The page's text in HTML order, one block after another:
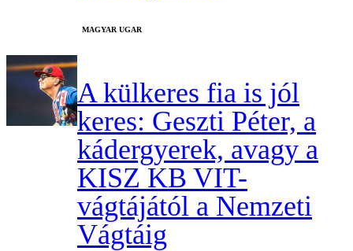
MAGYAR UGAR
A külkeres fia is jól
keres: Geszti Péter, a
kádergyerek, avagy a
KISZ KB VIT-
vágtájától a Nemzeti
Vágtáig